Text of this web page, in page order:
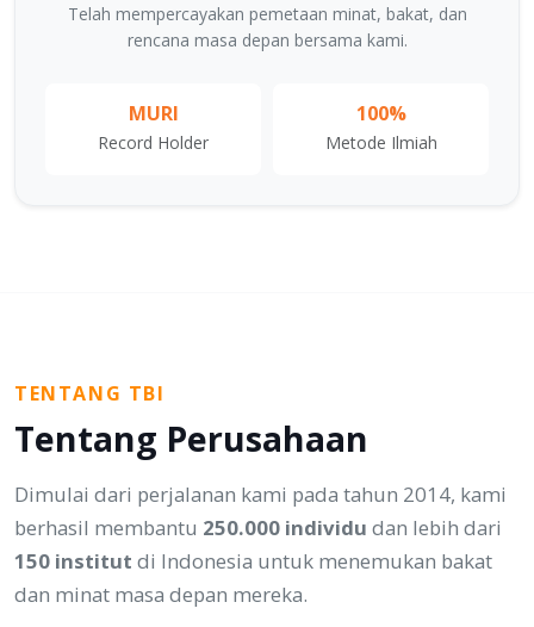
Telah mempercayakan pemetaan minat, bakat, dan
rencana masa depan bersama kami.
MURI
Record Holder
100%
Metode Ilmiah
TENTANG TBI
Tentang Perusahaan
Dimulai dari perjalanan kami pada tahun 2014, kami
berhasil membantu 250.000 individu dan lebih dari
150 institut di Indonesia untuk menemukan bakat
dan minat masa depan mereka.